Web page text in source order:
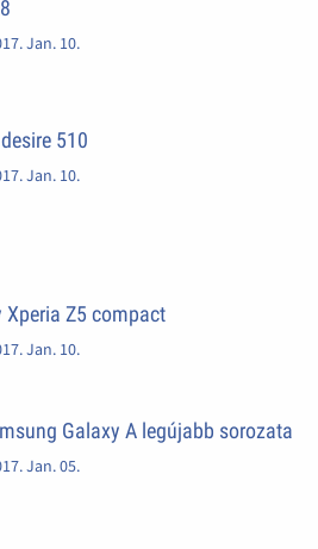
Jan. 10.
510
Jan. 10.
Xperia Z5 compact
Jan. 10.
Galaxy A legújabb sorozata
Jan. 05.